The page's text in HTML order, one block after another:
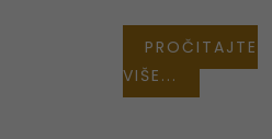
PROČITAJTE
VIŠE...